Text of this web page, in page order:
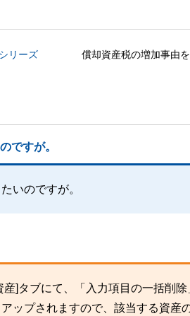
リーズ 償却資産税の増加事由
ですが。
いのですが。
産]タブにて、「入力項目の一括削
ップされますので、該当する資産